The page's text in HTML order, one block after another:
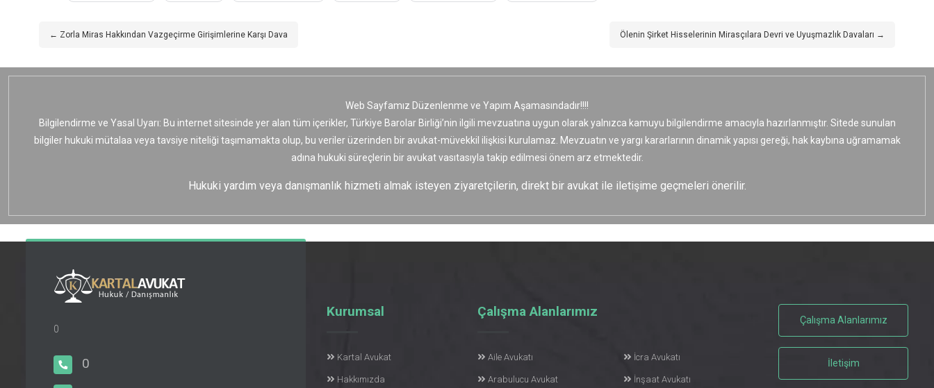
← Zorla Miras Hakkından Vazgeçirme Girişimlerine Karşı Dava Ölenin Şirket Hisselerinin Mirasçılara Devri ve Uyuşmazlık Davaları →
Web Sayfamız Düzenlenme ve Yapım Aşamasındadır!!!!
Bilgilendirme ve Yasal Uyarı: Bu internet sitesinde yer alan tüm içerikler, Türkiye Barolar Birliği’nin ilgili mevzuatına uygun olarak yalnızca kamuyu bilgilendirme amacıyla hazırlanmıştır. Sitede sunulan
bilgiler hukuki mütalaa veya tavsiye niteliği taşımamakta olup, bu veriler üzerinden bir avukat-müvekkil ilişkisi kurulamaz. Mevzuatın ve yargı kararlarının dinamik yapısı gereği, hak kaybına uğramamak
adına hukuki süreçlerin bir avukat vasıtasıyla takip edilmesi önem arz etmektedir.
Hukuki yardım veya danışmanlık hizmeti almak isteyen ziyaretçilerin, direkt bir avukat ile iletişime geçmeleri önerilir.
0
0
Kurumsal
Kartal Avukat
Hakkımızda
Çalışma Alanlarımız
Aile Avukatı
Arabulucu Avukat
İcra Avukatı
İnşaat Avukatı
Çalışma Alanlarımız
İletişim